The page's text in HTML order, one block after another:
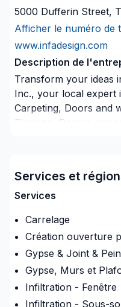
5000 Dufferin Street,
Afficher le numéro de
www.infadesign.com
Description de
Transform your ideas
Inc., your local expert
Carpeting, Doors and
Flooring, Garage
that bring your vision
that’s committed to
deserves exceptional
Assurance
Companie d'assurance:
Numéro de police
Services et
Services
Carrelage
Création ouverture
Gypse & Joint &
Gypse, Murs et
Infiltration - Fenêtre
Infiltration - Sous-